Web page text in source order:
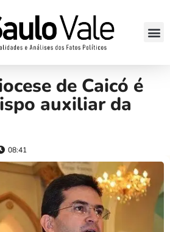
de Caicó é
auxiliar da
08:41